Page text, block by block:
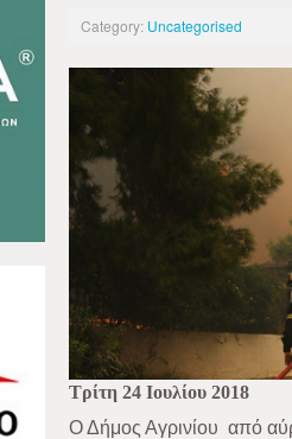
Category: Uncategorised
Τρίτη 24 Ιουλίου 2018
Ο Δήμος Αγρινίου από